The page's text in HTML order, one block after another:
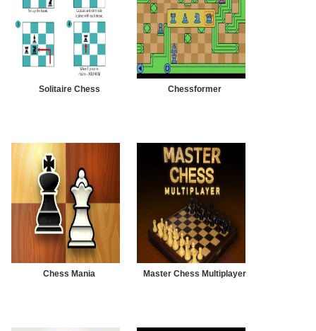
Solitaire Chess Chessformer
Chess Mania Master Chess Multiplayer